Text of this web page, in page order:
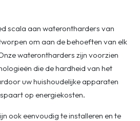
scala aan waterontharders van
om aan de behoeften van elk
waterontharders zijn voorzien
die de hardheid van het
uw huishoudelijke apparaten
op energiekosten.
ook eenvoudig te installeren en te